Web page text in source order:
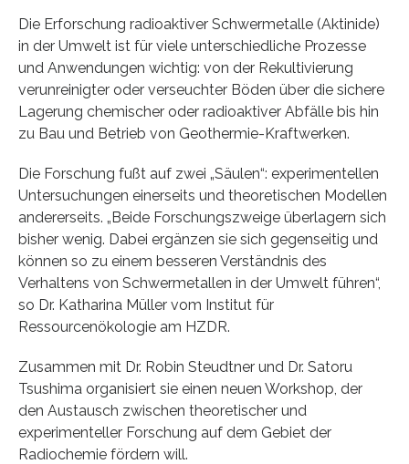
Die Erforschung radioaktiver Schwermetalle (Aktinide)
in der Umwelt ist für viele unterschiedliche Prozesse
und Anwendungen wichtig: von der Rekultivierung
verunreinigter oder verseuchter Böden über die sichere
Lagerung chemischer oder radioaktiver Abfälle bis hin
zu Bau und Betrieb von Geothermie-Kraftwerken.
Die Forschung fußt auf zwei „Säulen“: experimentellen
Untersuchungen einerseits und theoretischen Modellen
andererseits. „Beide Forschungszweige überlagern sich
bisher wenig. Dabei ergänzen sie sich gegenseitig und
können so zu einem besseren Verständnis des
Verhaltens von Schwermetallen in der Umwelt führen“,
so Dr. Katharina Müller vom Institut für
Ressourcenökologie am HZDR.
Zusammen mit Dr. Robin Steudtner und Dr. Satoru
Tsushima organisiert sie einen neuen Workshop, der
den Austausch zwischen theoretischer und
experimenteller Forschung auf dem Gebiet der
Radiochemie fördern will.